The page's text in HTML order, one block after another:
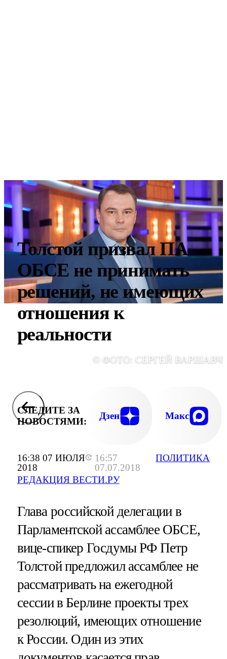
16:38 07 ИЮЛЯ
2018
16:57
07.07.2018
РЕДАКЦИЯ ВЕСТИ.РУ
ПОЛИТИКА
Толстой призвал ПА
ОБСЕ не принимать
решений, не имеющих
отношения к
реальности
© ФОТО: СЕРГЕЙ
СЛЕДИТЕ ЗА
НОВОСТЯМИ:
Дзен Макс
Глава российской делегации в
Парламентской ассамблее ОБСЕ,
вице-спикер Госдумы РФ Петр
Толстой предложил ассамблее не
рассматривать на ежегодной
сессии в Берлине проекты трех
резолюций, имеющих отношение
к России. Один из этих